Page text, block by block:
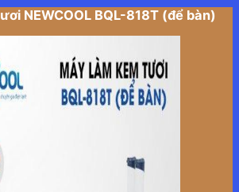
NEWCOOL BQL-818T (để bàn)